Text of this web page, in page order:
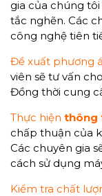
gia của chúng
tắc nghẽn. Các
công nghệ tiên
Đề xuất phương
viên sẽ tư vấn
Đồng thời cung
Thực hiện thông
chấp thuận của
Các chuyên gia
cách sử dụng
Kiểm tra chất